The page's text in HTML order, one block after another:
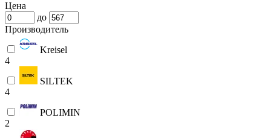
Цена
до
Производитель
Kreisel
4
SILTEK
4
POLIMIN
2